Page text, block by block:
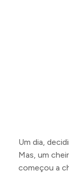
Um dia,
Mas, um
começou a